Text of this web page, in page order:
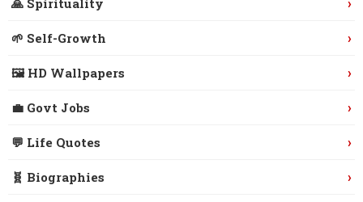
🌱 Self-Growth ›
🖼️ HD Wallpapers ›
💼 Govt Jobs ›
💬 Life Quotes ›
🧬 Biographies ›